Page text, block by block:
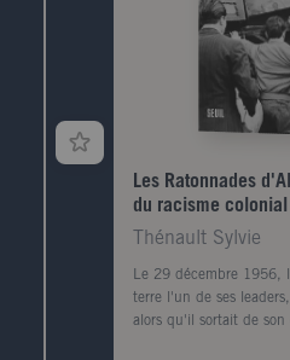
Les Ratonnades
du racisme colonial
Thénault Sylvie
Le 29 décembre 1956,
terre l'un de ses
alors qu'il sortait de